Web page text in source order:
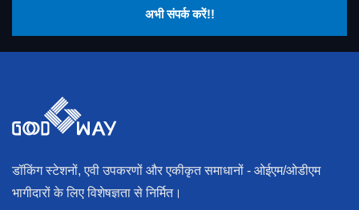
अभी संपर्क करें!!
डॉकिंग स्टेशनों, एवी उपकरणों और एकीकृत समाधानों - ओईएम/ओडीएम
भागीदारों के लिए विशेषज्ञता से निर्मित।